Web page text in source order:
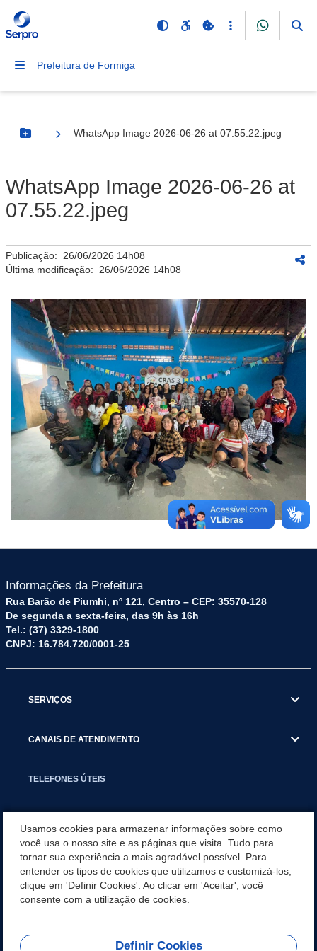
Prefeitura de Formiga
Botão Menu
WhatsApp Image 2026-06-26 at 07.55.22.jpeg
WhatsApp Image 2026-06-26 at
07.55.22.jpeg
Publicação: 26/06/2026 14h08
Última modificação: 26/06/2026 14h08
Informações da Prefeitura
Rua Barão de Piumhi, nº 121, Centro – CEP: 35570-128
De segunda a sexta-feira, das 9h às 16h
Tel.: (37) 3329-1800
CNPJ: 16.784.720/0001-25
SERVIÇOS
CANAIS DE ATENDIMENTO
TELEFONES ÚTEIS
NOTÍCIAS
APLICATIVO
Usamos cookies para armazenar informações sobre como
você usa o nosso site e as páginas que visita. Tudo para
tornar sua experiência a mais agradável possível. Para
entender os tipos de cookies que utilizamos e customizá-los,
clique em 'Definir Cookies'. Ao clicar em 'Aceitar', você
consente com a utilização de cookies.
Definir Cookies